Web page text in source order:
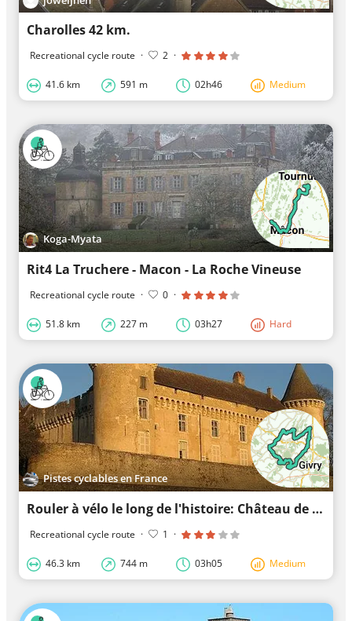
Charolles 42 km.
Recreational cycle route · 2 ·
41.6 km 591 m 02h46 Medium
Koga-Myata
Rit4 La Truchere - Macon - La Roche Vineuse
Recreational cycle route · 0 ·
51.8 km 227 m 03h27 Hard
Pistes cyclables en France
Rouler à vélo le long de l'histoire: Château de Rully
Recreational cycle route · 1 ·
46.3 km 744 m 03h05 Medium